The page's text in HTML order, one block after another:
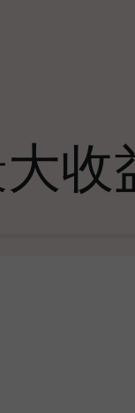
素带入交易世界
伴，激励客户实现
收